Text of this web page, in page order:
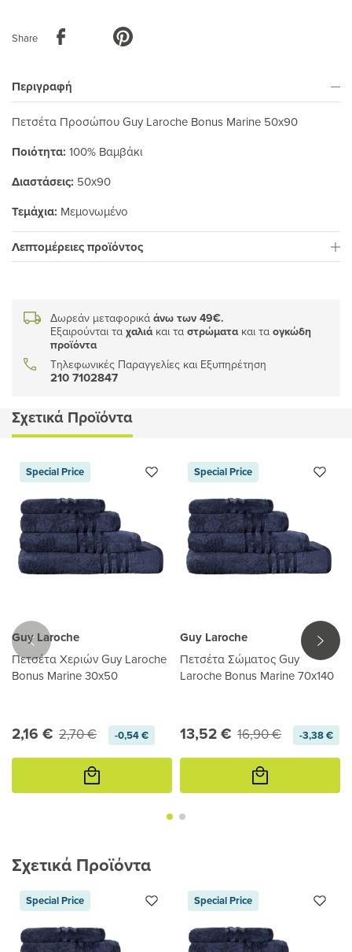
Share
Περιγραφή
Πετσέτα Προσώπου Guy Laroche Bonus Marine 50x90
Ποιότητα: 100% Βαμβάκι
Διαστάσεις: 50x90
Τεμάχια: Μεμονωμένο
Λεπτομέρειες προϊόντος
Δωρεάν μεταφορικά άνω των 49€.
Εξαιρούνται τα χαλιάκαι τα στρώματακαι τα ογκώδη
προϊόντα
Τηλεφωνικές Παραγγελίες και Εξυπηρέτηση
210 7102847
Σχετικά Προϊόντα
Special Price
Guy Laroche
Πετσέτα Χεριών Guy Laroche
Bonus Marine 30x50
2,16 € 2,70 € -0,54 €
Προσθήκη
καλάθι
Special Price
Guy Laroche
Πετσέτα Σώματος Guy
Laroche Bonus Marine 70x140
13,52 € 16,90 € -3,38 €
Προσθήκη
καλάθι
Σχετικά Προϊόντα
Special Price Special Price